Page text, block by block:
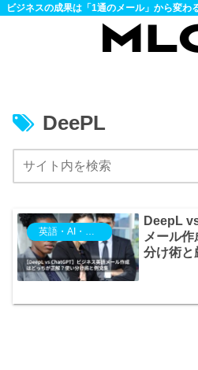
ビジネスの成果は「1通のメール」から変わ
DeePL
英語・AI・ツール・DX活用
DeepL
メール
分け術と